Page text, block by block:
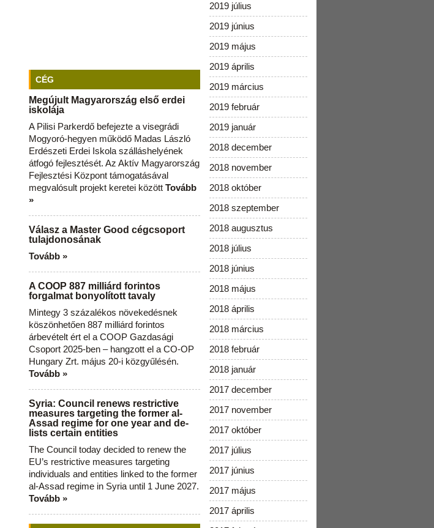
CÉG
Megújult Magyarország első erdei
iskolája
A Pilisi Parkerdő befejezte a visegrádi
Mogyoró-hegyen működő Madas László
Erdészeti Erdei Iskola szálláshelyének
átfogó fejlesztését. Az Aktív Magyarország
Fejlesztési Központ támogatásával
megvalósult projekt keretei között Tovább
»
Válasz a Master Good cégcsoport
tulajdonosának
Tovább »
A COOP 887 milliárd forintos
forgalmat bonyolított tavaly
Mintegy 3 százalékos növekedésnek
köszönhetően 887 milliárd forintos
árbevételt ért el a COOP Gazdasági
Csoport 2025-ben – hangzott el a CO-OP
Hungary Zrt. május 20-i közgyűlésén.
Tovább »
Syria: Council renews restrictive
measures targeting the former al-
Assad regime for one year and de-
lists certain entities
The Council today decided to renew the
EU’s restrictive measures targeting
individuals and entities linked to the former
al-Assad regime in Syria until 1 June 2027.
Tovább »
2019 július
2019 június
2019 május
2019 április
2019 március
2019 február
2019 január
2018 december
2018 november
2018 október
2018 szeptember
2018 augusztus
2018 július
2018 június
2018 május
2018 április
2018 március
2018 február
2018 január
2017 december
2017 november
2017 október
2017 július
2017 június
2017 május
2017 április